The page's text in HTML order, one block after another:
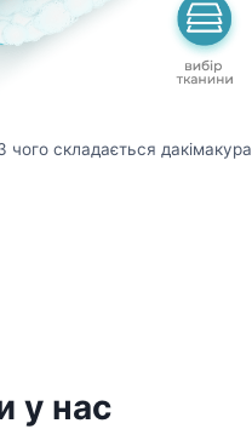
чого складається дакімакура
у нас